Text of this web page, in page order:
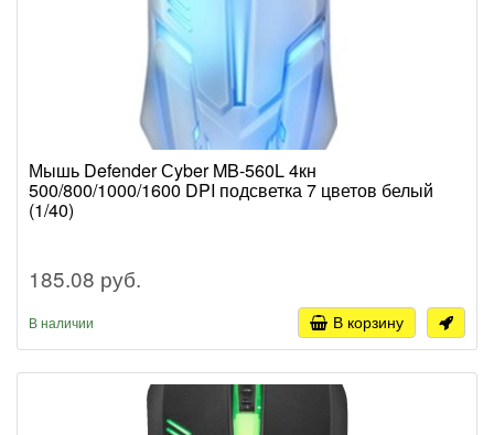
Мышь Defender Сyber MB-560L 4кн
500/800/1000/1600 DPI подсветка 7 цветов белый
(1/40)
185.08 руб.
В наличии В корзину